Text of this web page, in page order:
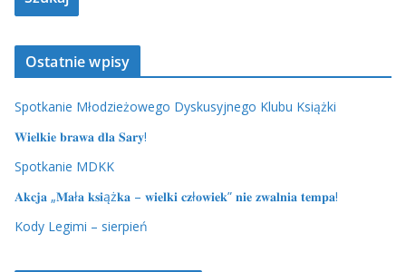
Ostatnie wpisy
Spotkanie Młodzieżowego Dyskusyjnego Klubu Książki
𝐖𝐢𝐞𝐥𝐤𝐢𝐞 𝐛𝐫𝐚𝐰𝐚 𝐝𝐥𝐚 𝐒𝐚𝐫𝐲!
Spotkanie MDKK
𝐀𝐤𝐜𝐣𝐚 „𝐌𝐚ł𝐚 𝐤𝐬𝐢ąż𝐤𝐚 – 𝐰𝐢𝐞𝐥𝐤𝐢 𝐜𝐳ł𝐨𝐰𝐢𝐞𝐤” 𝐧𝐢𝐞 𝐳𝐰𝐚𝐥𝐧𝐢𝐚 𝐭𝐞𝐦𝐩𝐚!
Kody Legimi – sierpień